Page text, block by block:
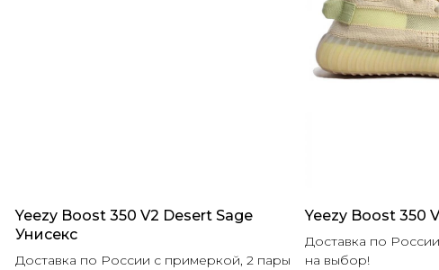
Yeezy Boost 350 V2 Desert Sage
Унисекс
Доставка по России с примеркой, 2 пары
Yeezy Boost 350
Доставка по
на выбор!